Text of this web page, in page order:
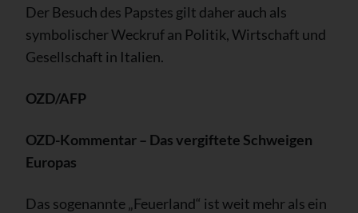
Der Besuch des Papstes gilt daher auch als
symbolischer Weckruf an Politik, Wirtschaft und
Gesellschaft in Italien.
OZD/AFP
OZD-Kommentar – Das vergiftete Schweigen
Europas
Das sogenannte „Feuerland“ ist weit mehr als ein